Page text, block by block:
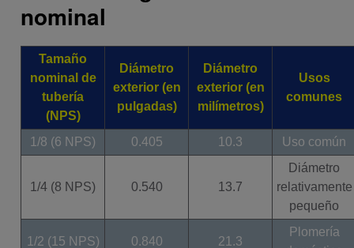
nominal
Tamaño
nominal de
tubería
(NPS)
Diámetro
exterior (en
pulgadas)
Diámetro
exterior (en
milímetros)
Usos
comunes
1/8 (6 NPS) 0.405 10.3 Uso común
1/4 (8 NPS) 0.540 13.7
Diámetro
relativamente
pequeño
1/2 (15 NPS) 0.840 21.3
Plomería